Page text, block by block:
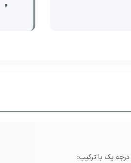
یک با ترکیب: